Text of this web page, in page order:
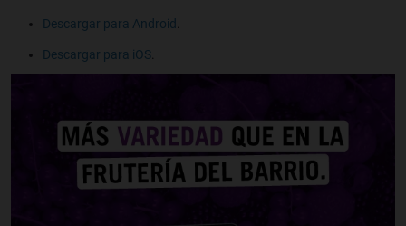
Descargar para Android
Descargar para iOS